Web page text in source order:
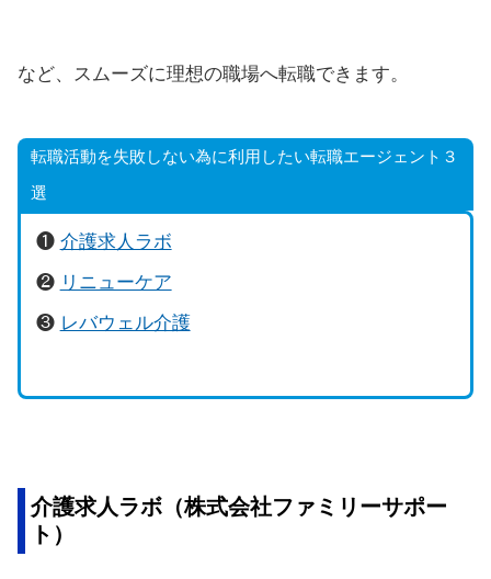
など、スムーズに理想の職場へ転職できます。
転職活動を失敗しない為に利用したい転職エージェント３
選
❶ 介護求人ラボ
❷ リニューケア
❸ レバウェル介護
介護求人ラボ（株式会社ファミリーサポー
ト）